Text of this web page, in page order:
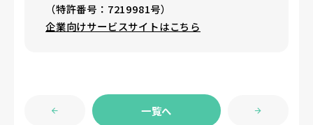
（特許番号：7219981号）
企業向けサービスサイトはこちら
一覧へ